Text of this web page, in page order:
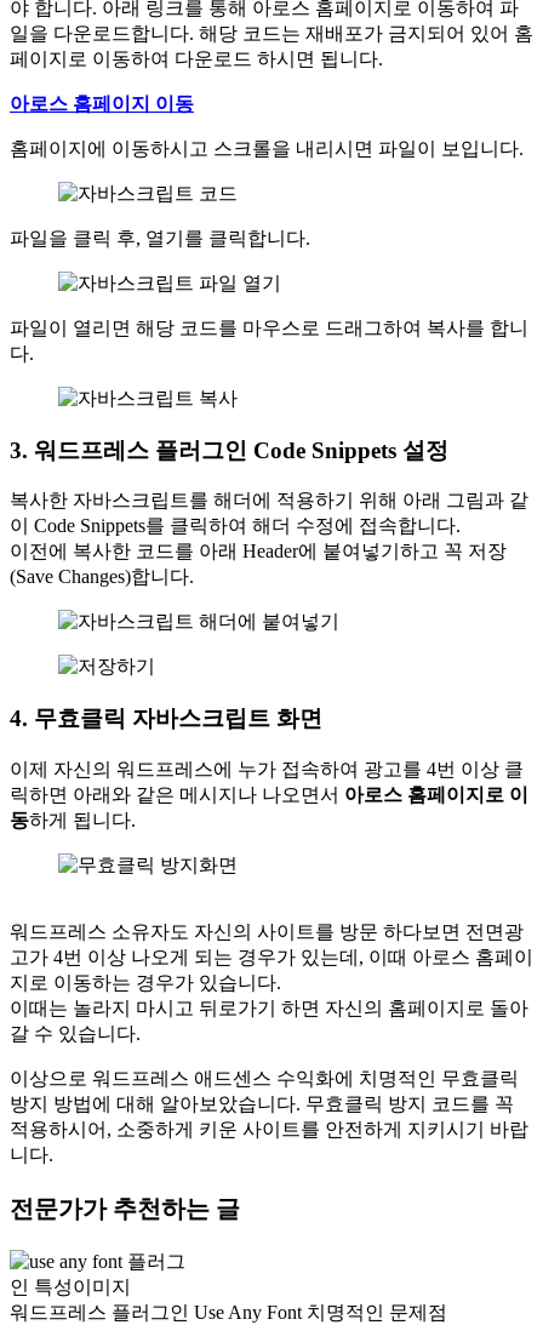
야 합니다. 아래 링크를 통해 아로스 홈페이지로 이동하여 파
일을 다운로드합니다. 해당 코드는 재배포가 금지되어 있어 홈
페이지로 이동하여 다운로드 하시면 됩니다.
아로스 홈페이지 이동
홈페이지에 이동하시고 스크롤을 내리시면 파일이 보입니다.
파일을 클릭 후, 열기를 클릭합니다.
파일이 열리면 해당 코드를 마우스로 드래그하여 복사를 합니
다.
3. 워드프레스 플러그인 Code Snippets 설정
복사한 자바스크립트를 해더에 적용하기 위해 아래 그림과 같
이 Code Snippets를 클릭하여 해더 수정에 접속합니다.
이전에 복사한 코드를 아래 Header에 붙여넣기하고 꼭 저장
(Save Changes)합니다.
4. 무효클릭 자바스크립트 화면
이제 자신의 워드프레스에 누가 접속하여 광고를 4번 이상 클
릭하면 아래와 같은 메시지나 나오면서 아로스 홈페이지로 이
동하게 됩니다.
워드프레스 소유자도 자신의 사이트를 방문 하다보면 전면광
고가 4번 이상 나오게 되는 경우가 있는데, 이때 아로스 홈페이
지로 이동하는 경우가 있습니다.
이때는 놀라지 마시고 뒤로가기 하면 자신의 홈페이지로 돌아
갈 수 있습니다.
이상으로 워드프레스 애드센스 수익화에 치명적인 무효클릭
방지 방법에 대해 알아보았습니다. 무효클릭 방지 코드를 꼭
적용하시어, 소중하게 키운 사이트를 안전하게 지키시기 바랍
니다.
전문가가 추천하는 글
워드프레스 플러그인 Use Any Font 치명적인 문제점